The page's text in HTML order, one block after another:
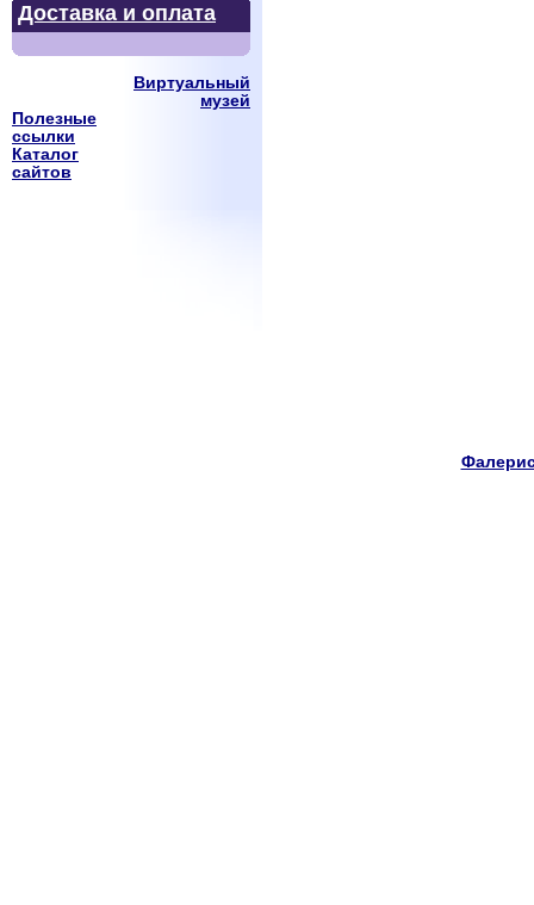
Доставка и оплата
Виртуальный
музей
Полезные
ссылки
Каталог
сайтов